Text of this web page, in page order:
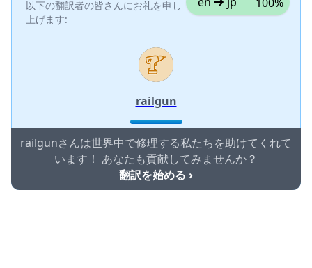
以下の翻訳者の皆さんにお礼を申し
上げます:
railgun
railgunさんは世界中で修理する私たちを助けてくれて
います！ あなたも貢献してみませんか？
翻訳を始める ›